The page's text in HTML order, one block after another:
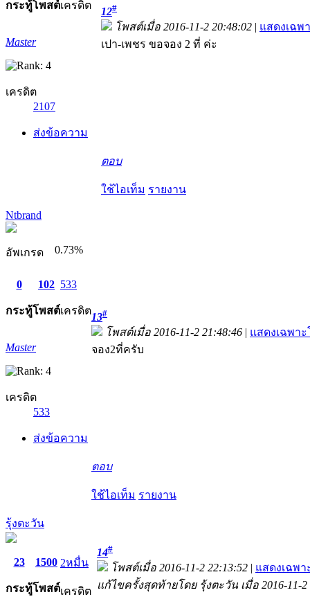
กระทู้โพสต์เครดิต
Master
เครดิต
2107
ส่งข้อความ
12#
โพสต์เมื่อ 2016-11-2 20:48:02 | แสดงเฉพ
เปา-เพชร ขอจอง 2 ที่ ค่ะ
ตอบ
ใช้ไอเท็ม รายงาน
Ntbrand
อัพเกรด 0.73%
0
กระทู้
102
โพสต์
533
เครดิต
Master
เครดิต
533
ส่งข้อความ
13#
โพสต์เมื่อ 2016-11-2 21:48:46 | แสดงเฉพา
จอง2ที่ครับ
ตอบ
ใช้ไอเท็ม รายงาน
รุ้งตะวัน
23
กระทู้
1500
โพสต์
2หมื่น
เครดิต
14#
โพสต์เมื่อ 2016-11-2 22:13:52 | แสดงเฉพ
แก้ไขครั้งสุดท้ายโดย รุ้งตะวัน เมื่อ 2016-11-2